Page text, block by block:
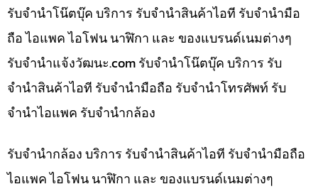
รับจำนำโน๊ตบุ๊ค บริการ รับจำนำสินค้าไอที รับจำนำมือ
ถือ ไอแพค ไอโฟน นาฬิกา และ ของแบรนด์เนมต่างๆ
รับจํานําแจ้งวัฒนะ.com รับจำนำโน๊ตบุ๊ค บริการ รับ
จำนำสินค้าไอที รับจำนำมือถือ รับจำนำโทรศัพท์ รับ
จำนำไอแพค รับจำนำกล้อง
รับจำนำกล้อง บริการ รับจำนำสินค้าไอที รับจำนำมือถือ
ไอแพค ไอโฟน นาฬิกา และ ของแบรนด์เนมต่างๆ